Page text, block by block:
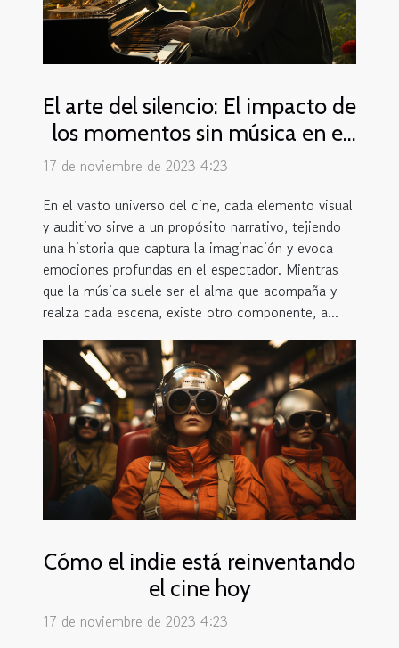
El arte del silencio: El impacto de
los momentos sin música en el
cine
17 de noviembre de 2023 4:23
En el vasto universo del cine, cada elemento visual
y auditivo sirve a un propósito narrativo, tejiendo
una historia que captura la imaginación y evoca
emociones profundas en el espectador. Mientras
que la música suele ser el alma que acompaña y
realza cada escena, existe otro componente, a...
Cómo el indie está reinventando
el cine hoy
17 de noviembre de 2023 4:23